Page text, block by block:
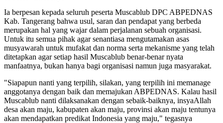
Ia berpesan kepada seluruh peserta Muscablub DPC ABPEDNAS
Kab. Tangerang bahwa usul, saran dan pendapat yang berbeda
merupakan hal yang wajar dalam perjalanan sebuah organisasi.
Untuk itu semua pihak agar senantiasa mengutamakan asas
musyawarah untuk mufakat dan norma serta mekanisme yang telah
ditetapkan agar setiap hasil Muscablub benar-benar nyata
manfaatnya, bukan hanya bagi organisasi namun juga masyarakat.
"Siapapun nanti yang terpilih, silakan, yang terpilih ini memanage
anggotanya dengan baik dan memajukan ABPEDNAS. Kalau hasil
Muscablub nanti dilaksanakan dengan sebaik-baiknya, insyaAllah
desa akan maju, kabupaten akan maju, provinsi akan maju tentunya
akan mendapatkan predikat Indonesia yang maju," tegasnya